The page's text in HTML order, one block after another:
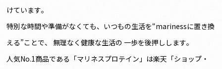
けています。
特別な時間や準備がなくても、いつもの生活を“marinessに置き換
える”ことで、 無理なく健康な生活の 一歩を後押しします。
人気No.1商品である「マリネスプロテイン」は楽天「ショップ・